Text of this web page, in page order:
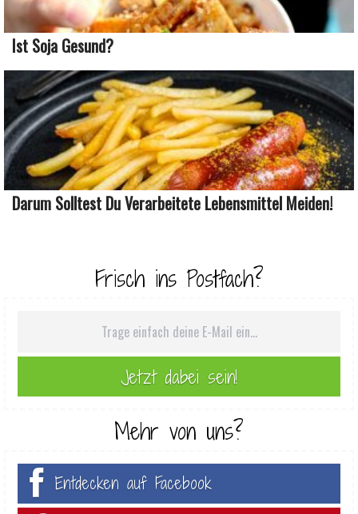
Ist Soja Gesund?
Darum Solltest Du Verarbeitete Lebensmittel Meiden!
Frisch ins Postfach?
Mehr von uns?
Entdecken auf Facebook